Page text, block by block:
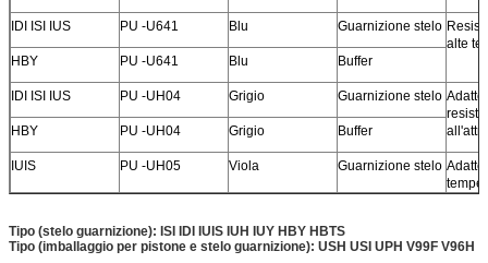
IDI ISI IUS PU -U641 Blu Guarnizione stelo
alte
HBY
PU -U641 Blu Buffer
IDI ISI IUS PU -UH04 Grigio Guarnizione stelo Adatto
HBY PU -UH04 Grigio Buffer
IUIS PU -UH05 Viola Guarnizione stelo Adatto
Tipo (stelo guarnizione): ISI IDI IUIS IUH IUY HBY HBTS
Tipo (imballaggio per pistone e stelo guarnizione): USH USI UPH V99F V96H